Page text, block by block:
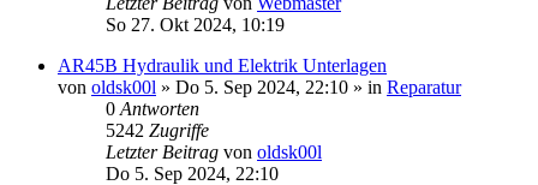
So 27. Okt 2024, 10:19
AR45B Hydraulik und Elektrik Unterlagen
von oldsk00l » Do 5. Sep 2024, 22:10 » in Reparatur
0 Antworten
5242 Zugriffe
Letzter Beitrag von oldsk00l
Do 5. Sep 2024, 22:10